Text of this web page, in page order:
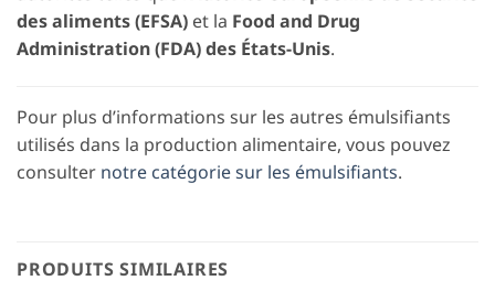
des aliments (EFSA) et la Food and Drug
Administration (FDA) des États-Unis.
Pour plus d’informations sur les autres émulsifiants
utilisés dans la production alimentaire, vous pouvez
consulter notre catégorie sur les émulsifiants.
PRODUITS SIMILAIRES